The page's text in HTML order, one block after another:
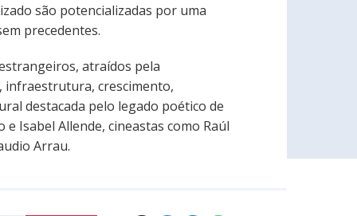
são potencializadas por uma
precedentes.
atraídos pela
infraestrutura, crescimento,
destacada pelo legado poético de
Isabel Allende, cineastas como Raúl
Arrau.